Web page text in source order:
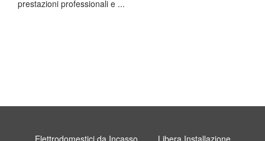
prestazioni professionali e ...
Elettrodomestici da Incasso Libera Installazione